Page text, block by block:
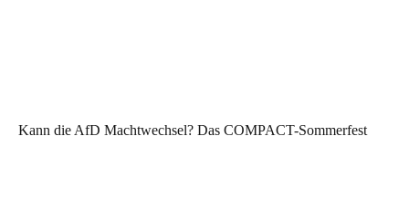
Kann die AfD Machtwechsel? Das COMPACT-Sommerfest